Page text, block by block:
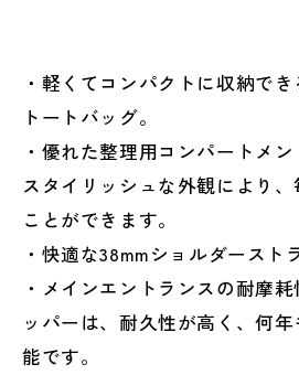
・軽くてコンパクトに収納で
トートバッグ。
・優れた整理用コンパートメン
スタイリッシュな外観により
ことができます。
・快適な38mmショルダースト
・メインエントランスの耐摩
ッパーは、耐久性が高く、何
能です。